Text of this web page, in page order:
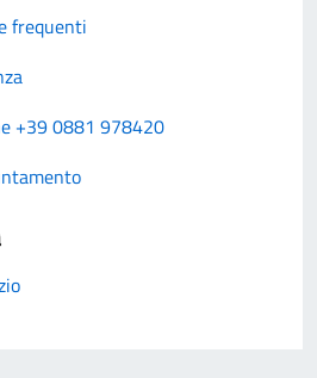
frequenti
+39 0881 978420